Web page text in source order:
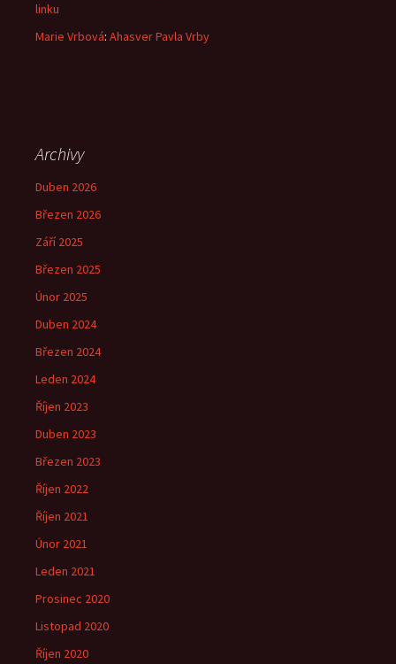
linku
Marie Vrbová: Ahasver Pavla Vrby
Archivy
Duben 2026
Březen 2026
Září 2025
Březen 2025
Únor 2025
Duben 2024
Březen 2024
Leden 2024
Říjen 2023
Duben 2023
Březen 2023
Říjen 2022
Říjen 2021
Únor 2021
Leden 2021
Prosinec 2020
Listopad 2020
Říjen 2020